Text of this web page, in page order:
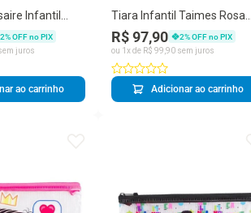
Infantil
Mouse Disney
em PVC
2% OFF no PIX
juros
ao carrinho
Tiara Infantil Taimes Rosa
Dalila Turma da Mônica em
Poliéster e Plástico
R$ 97,90 2% OFF no PIX
ou 1 x de R$ 99 90sem juros
Adicionar ao carrinho